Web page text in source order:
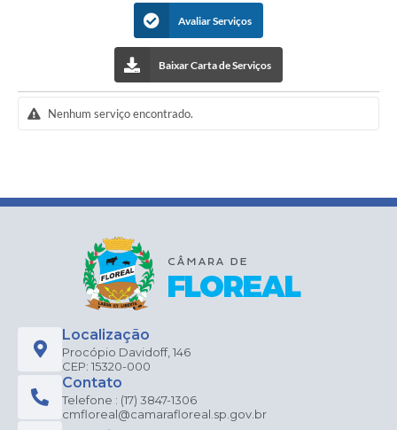
Avaliar Serviços
Baixar Carta de Serviços
Nenhum serviço encontrado.
Localização
Procópio Davidoff, 146
CEP: 15320-000
Contato
Telefone : (17) 3847-1306
cmfloreal@camarafloreal.sp.gov.br